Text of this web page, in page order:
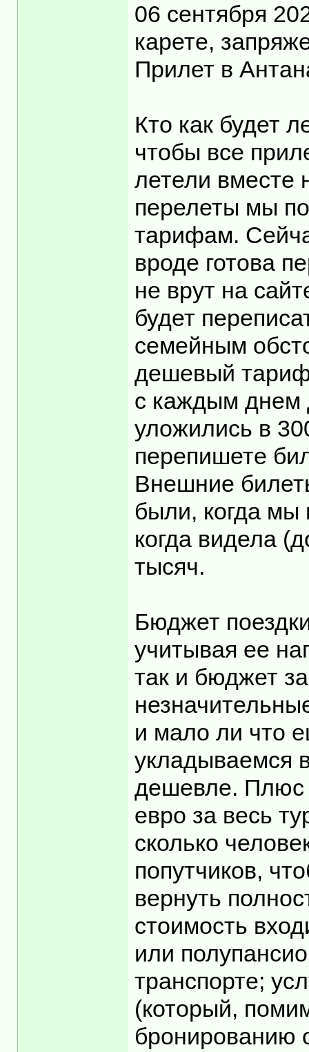
06 сентября
карете,
Прилет в
Кто как будет
чтобы все
летели вместе
перелеты мы
тарифам.
вроде готова
не врут на
будет
семейным
дешевый тариф
с каждым днем
уложились в
перепишете
Внешние
были, когда мы
когда видела
тысяч.
Бюджет
учитывая ее
так и бюджет
и мало ли что
укладываемся
дешевле. Плюс
евро за весь
сколько
попутчиков,
вернуть
стоимость
или
транспорте;
(который,
бронированию